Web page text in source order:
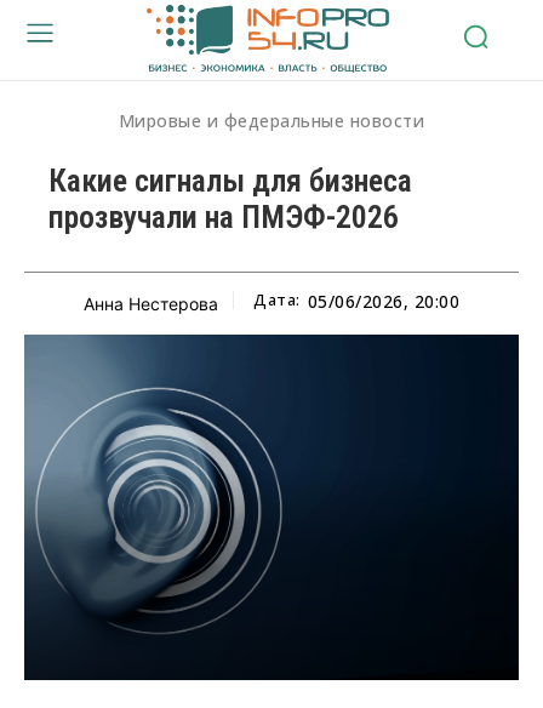
Мировые и федеральные новости
Какие сигналы для бизнеса
прозвучали на ПМЭФ-2026
Анна Нестерова Дата: 05/06/2026, 20:00